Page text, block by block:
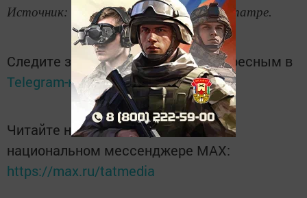
Источник: Татар-информ, Елена Кривопатре.
Следите за самым важным и интересным в
Telegram-каналеТатмедиа
Читайте новости Татарстана в
национальном мессенджере MАХ:
https://max.ru/tatmedia